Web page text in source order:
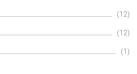
(12)
(12)
(1)